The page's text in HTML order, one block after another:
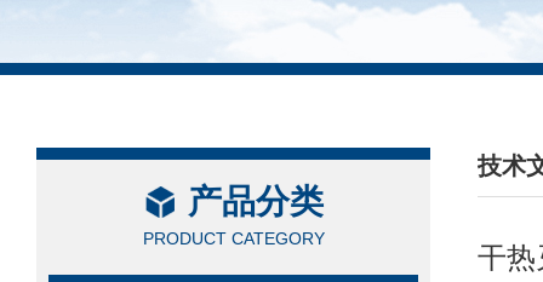
产品分类
PRODUCT CATEGORY
技术
/
干热